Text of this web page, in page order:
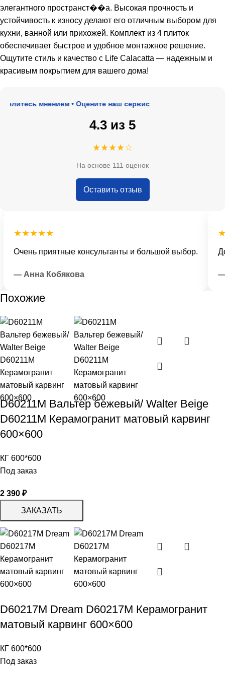
элегантного пространст��а. Высокая прочность и
устойчивость к износу делают его отличным выбором для
кухни, ванной или прихожей. Комплект из 4 плиток
обеспечивает быстрое и удобное монтажное решение.
Ощутите стиль и качество с Life Calacatta — надежным и
красивым покрытием для вашего дома!
мнением • Оцените наш сервис
4.3 из 5
★★★★☆
На основе 111 оценок
Оставить отзыв
★★★★★
Очень приятные консультанты и большой выбор.
— Анна Кобякова —
Похожие
D60211M Вальтер бежевый/ Walter Beige
D60211M Керамогранит матовый карвинг
600×600
КГ 600*600
Под заказ
2 390 ₽
ЗАКАЗАТЬ
D60217M Dream D60217M Керамогранит
матовый карвинг 600×600
КГ 600*600
Под заказ